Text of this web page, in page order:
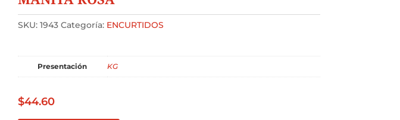
SKU: 1943 Categoría: ENCURTIDOS
Presentación KG
$44.60